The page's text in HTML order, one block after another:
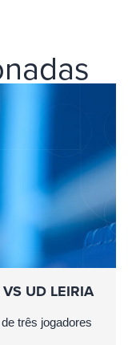
UD LEIRIA
três jogadores